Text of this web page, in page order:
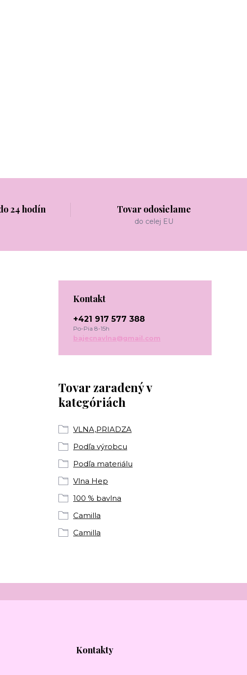
24 hodín Tovar odosielame
do celej EU
Tovar zaradený v
kategóriách
VLNA,PRIADZA
Podľa výrobcu
Podľa materiálu
Vlna Hep
100 % bavlna
Camilla
Camilla
Kontakt
+421 917 577 388
Po-Pia 8-15h
bajecnavlna@gmail.com
Kontakty